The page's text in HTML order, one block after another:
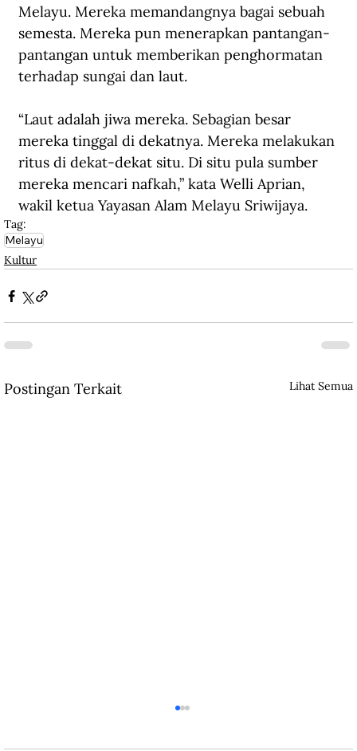
Melayu. Mereka memandangnya bagai sebuah
semesta. Mereka pun menerapkan pantangan-
pantangan untuk memberikan penghormatan
terhadap sungai dan laut.
“Laut adalah jiwa mereka. Sebagian besar
mereka tinggal di dekatnya. Mereka melakukan
ritus di dekat-dekat situ. Di situ pula sumber
mereka mencari nafkah,” kata Welli Aprian,
wakil ketua Yayasan Alam Melayu Sriwijaya.
Tag:
Melayu
Kultur
Postingan Terkait Lihat Semua